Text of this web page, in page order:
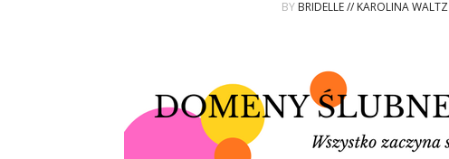
BY BRIDELLE // KAROLINA WALTZ